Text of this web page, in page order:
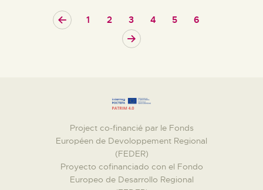
1 2 3 4 5
6
Project co-financié par le Fonds
Européen de Devoloppement Regional
(FEDER)
Proyecto cofinanciado con el Fondo
Europeo de Desarrollo Regional